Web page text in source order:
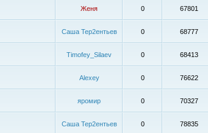
Женя 0 67801
Саша Тер2ентьев 0 68777
Timofey_Silaev 0 68413
Alexey 0 76622
яромир 0 70327
Саша Тер2ентьев 0 78835